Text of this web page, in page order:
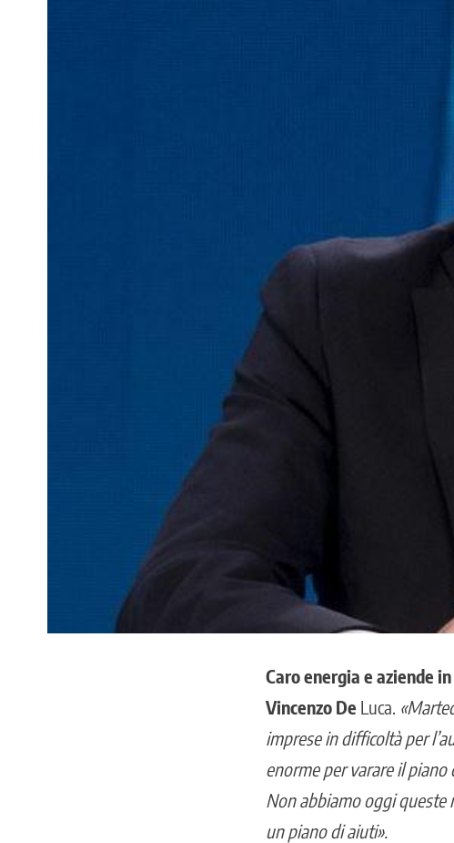
Caro energia e aziende
Vincenzo De Luca.
imprese in difficoltà per
enorme per varare il
Non abbiamo oggi queste
un piano di aiuti».